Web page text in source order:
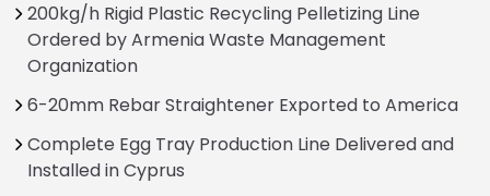
200kg/h Rigid Plastic Recycling Pelletizing Line
Ordered by Armenia Waste Management
Organization
6-20mm Rebar Straightener Exported to America
Complete Egg Tray Production Line Delivered and
Installed in Cyprus